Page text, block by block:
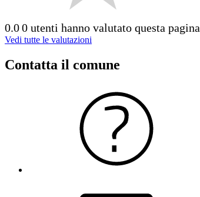
0.00 utenti hanno valutato questa pagina
Vedi tutte le valutazioni
Contatta il comune